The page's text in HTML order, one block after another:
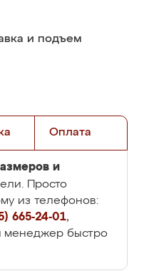
и подъем
Оплата
и
Просто
из телефонов:
665-24-01,
менеджер быстро